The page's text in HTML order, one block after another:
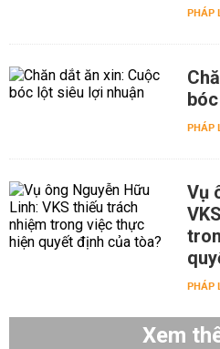
PHÁP
PHÁP
Vụ
PHÁP
Xem